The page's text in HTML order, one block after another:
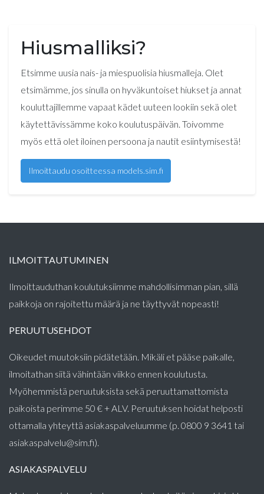
Hiusmalliksi?
Etsimme uusia nais- ja miespuolisia hiusmalleja. Olet
etsimämme, jos sinulla on hyväkuntoiset hiukset ja annat
kouluttajillemme vapaat kädet uuteen lookiin sekä olet
käytettävissämme koko koulutuspäivän. Toivomme
myös että olet iloinen persoona ja nautit esiintymisestä!
Ilmoittaudu osoitteessa models.sim.fi
ILMOITTAUTUMINEN
Ilmoittauduthan koulutuksiimme mahdollisimman pian, sillä
paikkoja on rajoitettu määrä ja ne täyttyvät nopeasti!
PERUUTUSEHDOT
Oikeudet muutoksiin pidätetään. Mikäli et pääse paikalle,
ilmoitathan siitä vähintään viikko ennen koulutusta.
Myöhemmistä peruutuksista sekä peruuttamattomista
paikoista perimme 50 € + ALV. Peruutuksen hoidat helposti
ottamalla yhteyttä asiakaspalveluumme (p. 0800 9 3641 tai
asiakaspalvelu@sim.fi).
ASIAKASPALVELU